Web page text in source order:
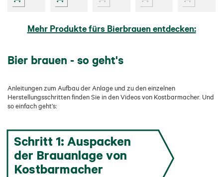
Mehr Produkte fürs Bierbrauen entdecken:
Bier brauen - so geht's
Anleitungen zum Aufbau der Anlage und zu den einzelnen
Herstellungsschritten finden Sie in den Videos von Kostbarmacher. Und
so einfach geht’s:
Schritt 1: Auspacken
der Brauanlage von
Kostbarmacher